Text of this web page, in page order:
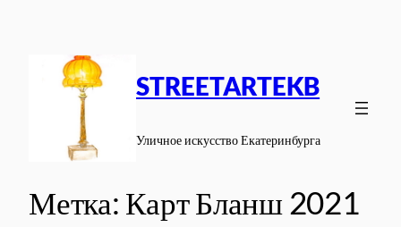
содержимому
STREETARTEKB
Уличное искусство Екатеринбурга
Метка: Карт Бланш 2021